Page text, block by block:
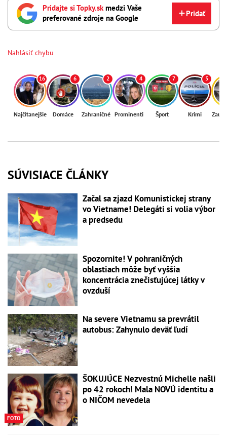
Pridajte si Topky.skmedzi Vaše
preferované zdroje na Google
Pridať
Nahlásiť chybu
16
Najčítanejšie
6
Domáce
2
Zahraničné
4
Prominenti
7
Šport
5
Krimi
SÚVISIACE ČLÁNKY
Začal sa zjazd Komunistickej strany
vo Vietname! Delegáti si volia výbor
a predsedu
Spozornite! V pohraničných
oblastiach môže byť vyššia
koncentrácia znečisťujúcej látky v
ovzduší
Na severe Vietnamu sa prevrátil
autobus: Zahynulo deväť ľudí
FOTO
ŠOKUJÚCE Nezvestnú Michelle našli
po 42 rokoch! Mala NOVÚ identitu a
o NIČOM nevedela